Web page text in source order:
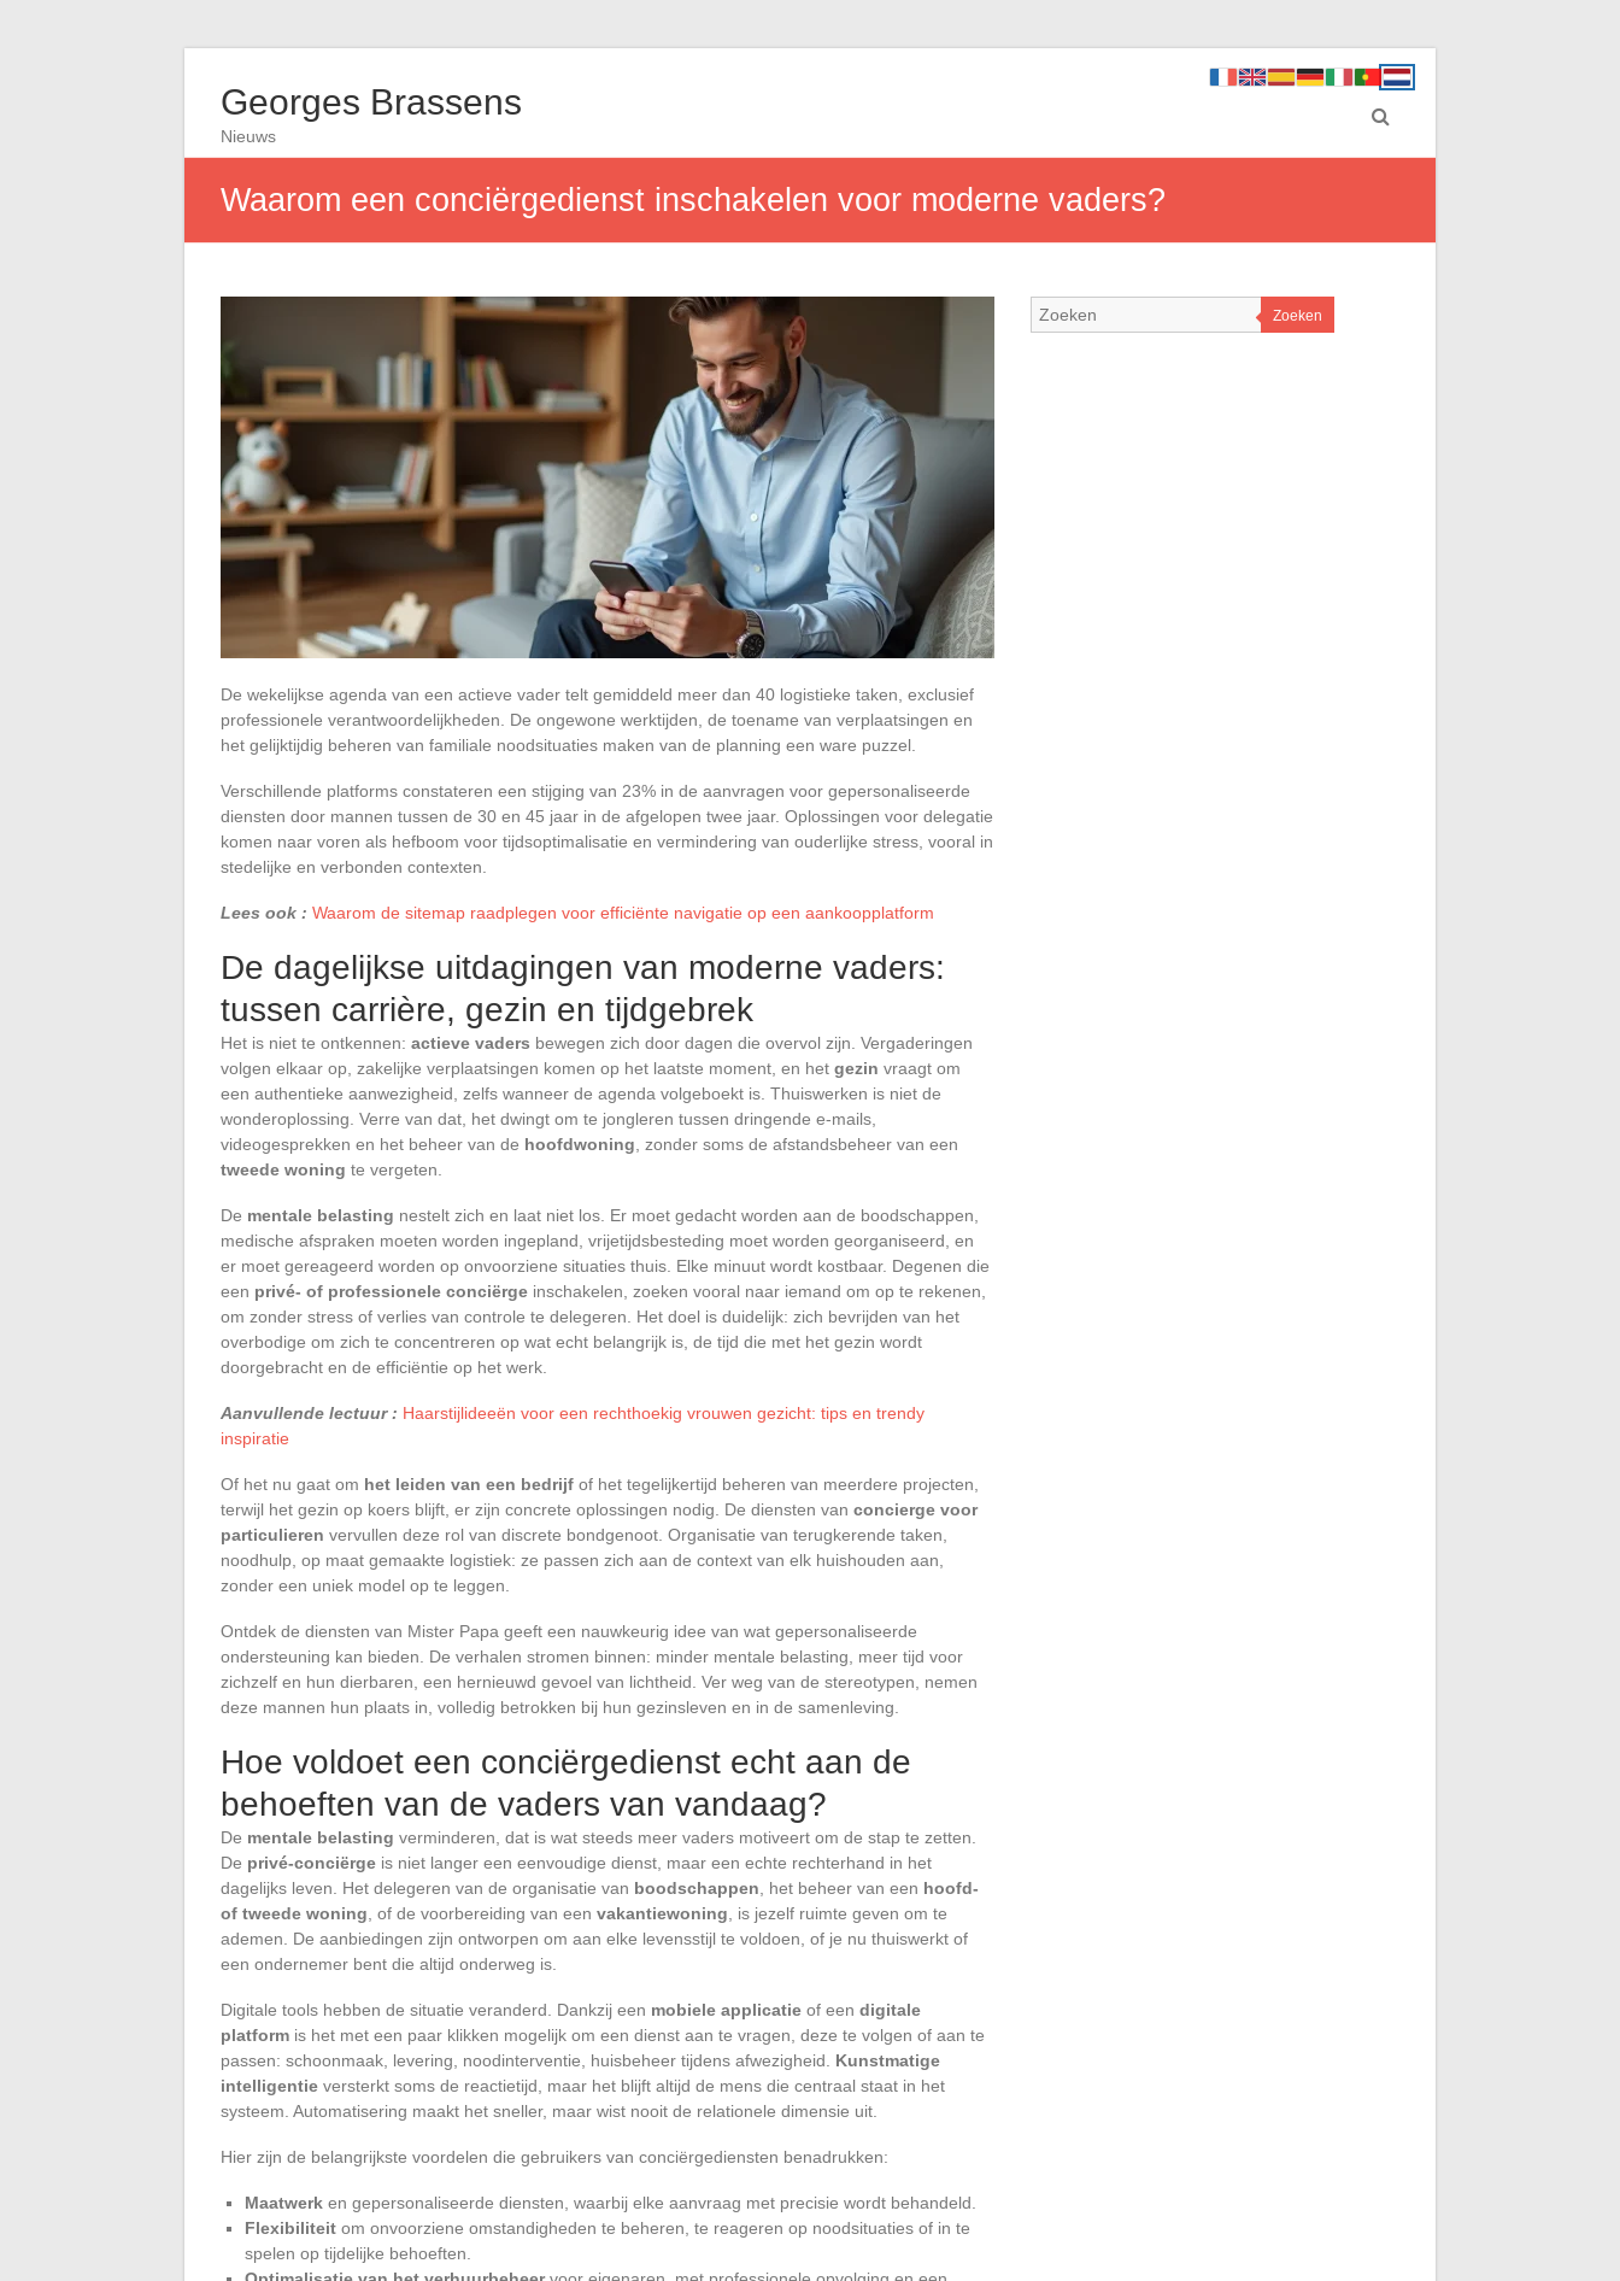
Georges Brassens
Nieuws
Waarom een conciërgedienst inschakelen voor moderne vaders?
De wekelijkse agenda van een actieve vader telt gemiddeld meer dan 40 logistieke taken, exclusief
professionele verantwoordelijkheden. De ongewone werktijden, de toename van verplaatsingen en
het gelijktijdig beheren van familiale noodsituaties maken van de planning een ware puzzel.
Verschillende platforms constateren een stijging van 23% in de aanvragen voor gepersonaliseerde
diensten door mannen tussen de 30 en 45 jaar in de afgelopen twee jaar. Oplossingen voor delegatie
komen naar voren als hefboom voor tijdsoptimalisatie en vermindering van ouderlijke stress, vooral in
stedelijke en verbonden contexten.
Lees ook : Waarom de sitemap raadplegen voor efficiënte navigatie op een aankoopplatform
De dagelijkse uitdagingen van moderne vaders:
tussen carrière, gezin en tijdgebrek
Het is niet te ontkennen: actieve vaders bewegen zich door dagen die overvol zijn. Vergaderingen
volgen elkaar op, zakelijke verplaatsingen komen op het laatste moment, en het gezin vraagt om
een authentieke aanwezigheid, zelfs wanneer de agenda volgeboekt is. Thuiswerken is niet de
wonderoplossing. Verre van dat, het dwingt om te jongleren tussen dringende e-mails,
videogesprekken en het beheer van de hoofdwoning , zonder soms de afstandsbeheer van een
tweede woning te vergeten.
De mentale belasting nestelt zich en laat niet los. Er moet gedacht worden aan de boodschappen,
medische afspraken moeten worden ingepland, vrijetijdsbesteding moet worden georganiseerd, en
er moet gereageerd worden op onvoorziene situaties thuis. Elke minuut wordt kostbaar. Degenen die
een privé- of professionele conciërge inschakelen, zoeken vooral naar iemand om op te rekenen,
om zonder stress of verlies van controle te delegeren. Het doel is duidelijk: zich bevrijden van het
overbodige om zich te concentreren op wat echt belangrijk is, de tijd die met het gezin wordt
doorgebracht en de efficiëntie op het werk.
Aanvullende lectuur : Haarstijlideeën voor een rechthoekig vrouwen gezicht: tips en trendy
inspiratie
Of het nu gaat om het leiden van een bedrijf of het tegelijkertijd beheren van meerdere projecten,
terwijl het gezin op koers blijft, er zijn concrete oplossingen nodig. De diensten van concierge voor
particulieren vervullen deze rol van discrete bondgenoot. Organisatie van terugkerende taken,
noodhulp, op maat gemaakte logistiek: ze passen zich aan de context van elk huishouden aan,
zonder een uniek model op te leggen.
Ontdek de diensten van Mister Papa geeft een nauwkeurig idee van wat gepersonaliseerde
ondersteuning kan bieden. De verhalen stromen binnen: minder mentale belasting, meer tijd voor
zichzelf en hun dierbaren, een hernieuwd gevoel van lichtheid. Ver weg van de stereotypen, nemen
deze mannen hun plaats in, volledig betrokken bij hun gezinsleven en in de samenleving.
Hoe voldoet een conciërgedienst echt aan de
behoeften van de vaders van vandaag?
De mentale belasting verminderen, dat is wat steeds meer vaders motiveert om de stap te zetten.
De privé-conciërge is niet langer een eenvoudige dienst, maar een echte rechterhand in het
dagelijks leven. Het delegeren van de organisatie van boodschappen , het beheer van een hoofd-
of tweede woning , of de voorbereiding van een vakantiewoning , is jezelf ruimte geven om te
ademen. De aanbiedingen zijn ontworpen om aan elke levensstijl te voldoen, of je nu thuiswerkt of
een ondernemer bent die altijd onderweg is.
Digitale tools hebben de situatie veranderd. Dankzij een mobiele applicatie of een digitale
platform is het met een paar klikken mogelijk om een dienst aan te vragen, deze te volgen of aan te
passen: schoonmaak, levering, noodinterventie, huisbeheer tijdens afwezigheid. Kunstmatige
intelligentie versterkt soms de reactietijd, maar het blijft altijd de mens die centraal staat in het
systeem. Automatisering maakt het sneller, maar wist nooit de relationele dimensie uit.
Hier zijn de belangrijkste voordelen die gebruikers van conciërgediensten benadrukken:
Maatwerk en gepersonaliseerde diensten, waarbij elke aanvraag met precisie wordt behandeld.
Flexibiliteit om onvoorziene omstandigheden te beheren, te reageren op noodsituaties of in te
spelen op tijdelijke behoeften.
Zoeken